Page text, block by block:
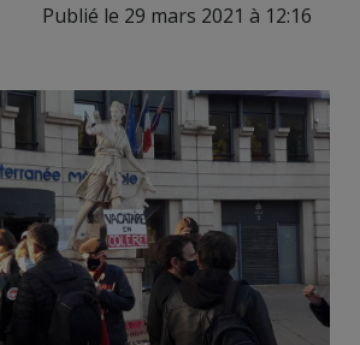
Publié le 29 mars 2021 à 12:16